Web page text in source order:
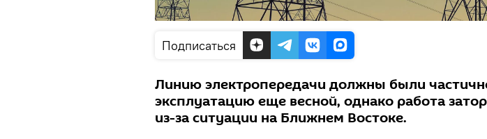
Подписаться
Линию электропередачи должны были
эксплуатацию еще весной, однако работа
из-за ситуации на Ближнем Востоке.